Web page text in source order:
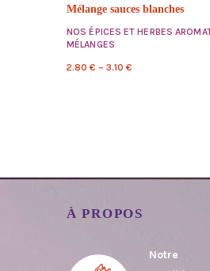
Mélange sauces blanches
NOS ÉPICES ET HERBES
MÉLANGES
2.80 € – 3.10 €
À PROPOS
Notre